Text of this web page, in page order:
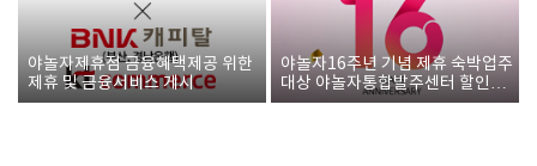
야놀자제휴점 금융혜택제공 위한
제휴 및 금융서비스 게시
야놀자16주년 기념 제휴 숙박업주
대상 야놀자통합발주센터 할인쿠
폰 증정